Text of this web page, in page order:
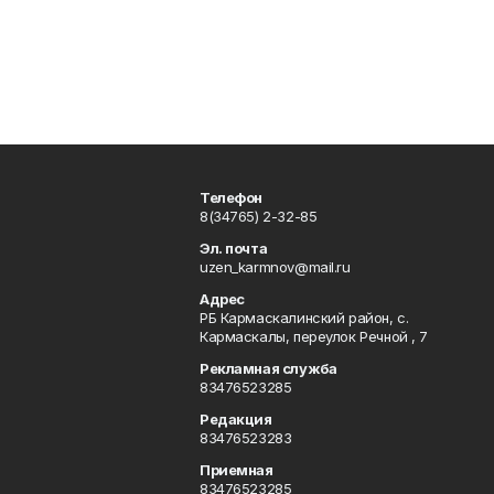
Телефон
8(34765) 2-32-85
Эл. почта
uzen_karmnov@mail.ru
Адрес
РБ Кармаскалинский район, с.
Кармаскалы, переулок Речной , 7
Рекламная служба
83476523285
Редакция
83476523283
Приемная
83476523285